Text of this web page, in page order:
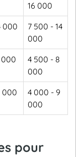
16 000
000
7 500 - 14
000
000
4 500 - 8
000
000
4 000 - 9
000
pour